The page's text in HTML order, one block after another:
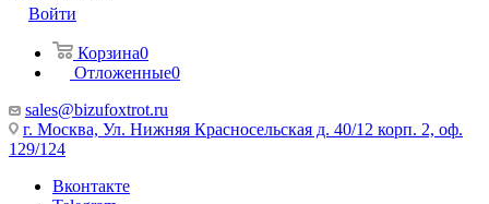
Войти
Корзина0
Отложенные0
sales@bizufoxtrot.ru
г. Москва, Ул. Нижняя Красносельская д. 40/12 корп. 2, оф.
129/124
Вконтакте